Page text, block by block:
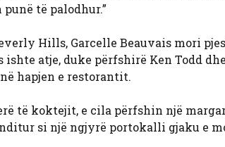
punë të palodhur.”
Hills, Garcelle Beauvais mori
atje, duke përfshirë Ken Todd
hapjen e restorantit.
të koktejit, e cila përfshin një
si një ngjyrë portokalli gjaku e